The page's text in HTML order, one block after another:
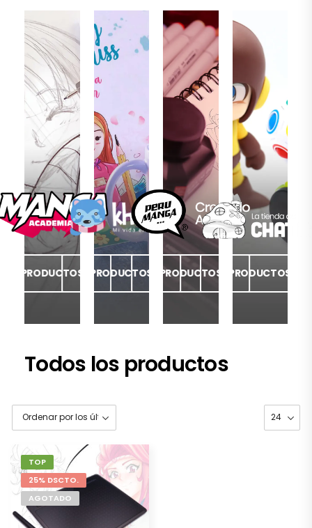
PRODUCTOS PRODUCTOS PRODUCTOS PRODUCTOS
Todos los productos
TOP
25% DSCTO.
AGOTADO